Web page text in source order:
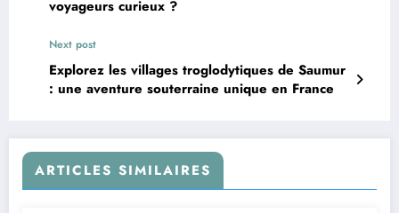
voyageurs curieux ?
Next post
Explorez les villages troglodytiques de Saumur
: une aventure souterraine unique en France
ARTICLES SIMILAIRES